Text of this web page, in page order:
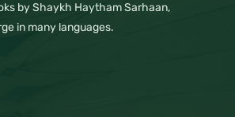
by Shaykh Haytham Sarhaan,
in many languages.